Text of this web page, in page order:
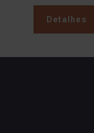
Detalhes